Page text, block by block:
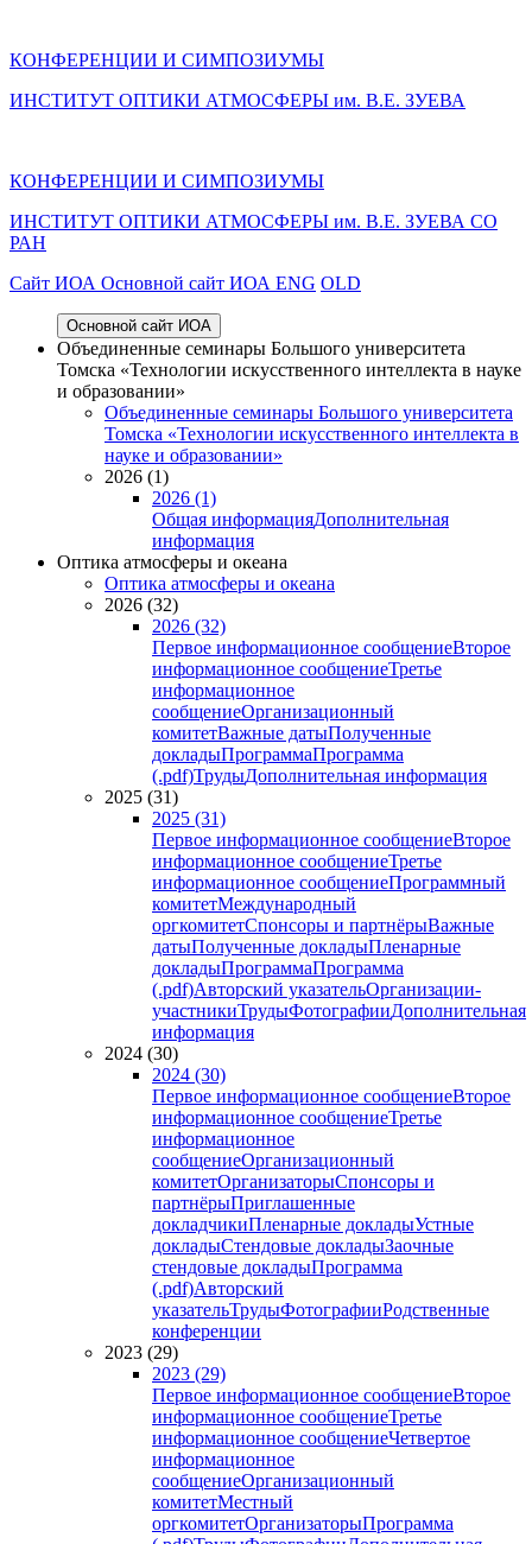
КОНФЕРЕНЦИИ И СИМПОЗИУМЫ
ИНСТИТУТ ОПТИКИ АТМОСФЕРЫ им. В.Е. ЗУЕВА
КОНФЕРЕНЦИИ И СИМПОЗИУМЫ
ИНСТИТУТ ОПТИКИ АТМОСФЕРЫ им. В.Е. ЗУЕВА СО
РАН
Cайт ИОА Основной сайт ИОА ENG OLD
Основной сайт ИОА
Объединенные семинары Большого университета
Томска «Технологии искусственного интеллекта в науке
и образовании»
Объединенные семинары Большого университета
Томска «Технологии искусственного интеллекта в
науке и образовании»
2026 (1)
2026 (1)
Общая информацияДополнительная
информация
Оптика атмосферы и океана
Оптика атмосферы и океана
2026 (32)
2026 (32)
Первое информационное сообщениеВторое
информационное сообщениеТретье
информационное
сообщениеОрганизационный
комитетВажные датыПолученные
докладыПрограммаПрограмма
(.pdf)ТрудыДополнительная информация
2025 (31)
2025 (31)
Первое информационное сообщениеВторое
информационное сообщениеТретье
информационное сообщениеПрограммный
комитетМеждународный
оргкомитетСпонсоры и партнёрыВажные
датыПолученные докладыПленарные
докладыПрограммаПрограмма
(.pdf)Авторский указательОрганизации-
участникиТрудыФотографииДополнительная
информация
2024 (30)
2024 (30)
Первое информационное сообщениеВторое
информационное сообщениеТретье
информационное
сообщениеОрганизационный
комитетОрганизаторыСпонсоры и
партнёрыПриглашенные
докладчикиПленарные докладыУстные
докладыСтендовые докладыЗаочные
стендовые докладыПрограмма
(.pdf)Авторский
указательТрудыФотографииРодственные
конференции
2023 (29)
2023 (29)
Первое информационное сообщениеВторое
информационное сообщениеТретье
информационное сообщениеЧетвертое
информационное
сообщениеОрганизационный
комитетМестный
оргкомитетОрганизаторыПрограмма